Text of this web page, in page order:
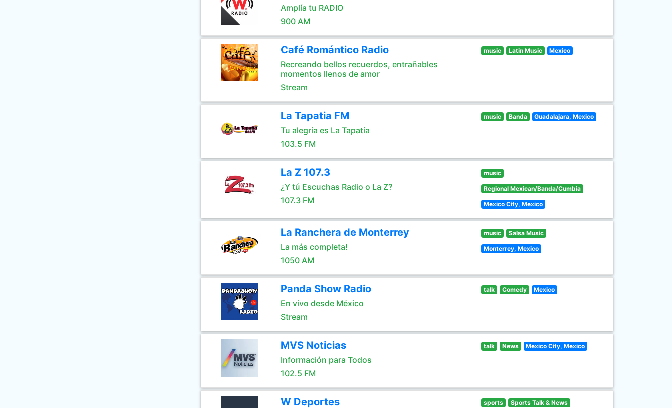
Amplía tu RADIO
900 AM
Café Romántico Radio
Recreando bellos recuerdos, entrañables
momentos llenos de amor
Stream
music Latin Music Mexico
La Tapatia FM
Tu alegría es La Tapatía
103.5 FM
music Banda Guadalajara, Mexico
La Z 107.3
¿Y tú Escuchas Radio o La Z?
107.3 FM
music
Regional Mexican/Banda/Cumbia
Mexico City, Mexico
La Ranchera de Monterrey
La más completa!
1050 AM
music Salsa Music
Monterrey, Mexico
Panda Show Radio
En vivo desde México
Stream
talk Comedy Mexico
MVS Noticias
Información para Todos
102.5 FM
talk News Mexico City, Mexico
W Deportes sports Sports Talk & News